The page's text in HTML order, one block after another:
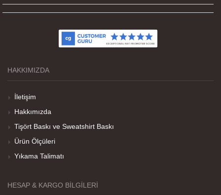
Teşekkürler
soluk
HAKKIMIZDA
İletişim
Hakkımızda
Tişört Baskı ve Sweatshirt Baskı
Ürün Ölçüleri
Yıkama Talimatı
HESAP & KARGO BILGILERI